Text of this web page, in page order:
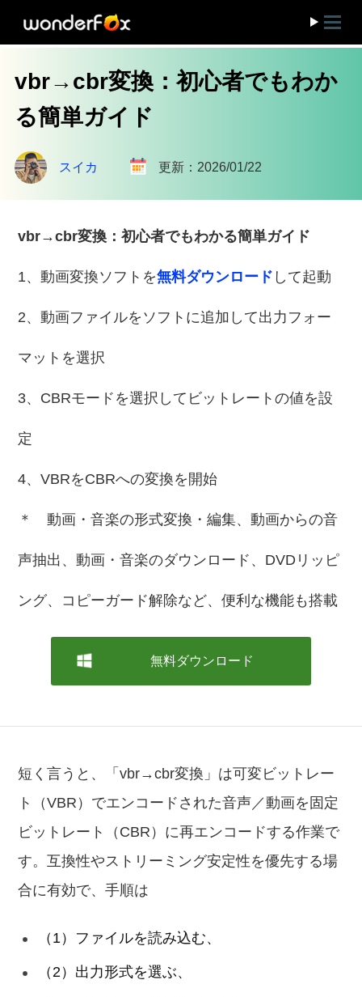
vbr→cbr変換：初心者でもわか
る簡単ガイド
スイカ 更新：2026/01/22
vbr→cbr変換：初心者でもわかる簡単ガイド
1、動画変換ソフトを無料ダウンロード して起動
2、動画ファイルをソフトに追加して出力フォー
マットを選択
3、CBRモードを選択してビットレートの値を設
定
4、VBRをCBRへの変換を開始
＊ 動画・音楽の形式変換・編集、動画からの音
声抽出、動画・音楽のダウンロード、DVDリッピ
ング、コピーガード解除など、便利な機能も搭載
無料ダウンロード
短く言うと、「vbr→cbr変換」は可変ビットレー
ト（VBR）でエンコードされた音声／動画を固定
ビットレート（CBR）に再エンコードする作業で
す。互換性やストリーミング安定性を優先する場
合に有効で、手順は
（1）ファイルを読み込む、
（2）出力形式を選ぶ、